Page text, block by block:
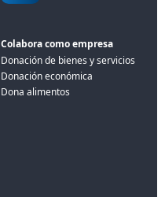
Colabora como empresa
Donación de bienes y servicios
Donación económica
Dona alimentos